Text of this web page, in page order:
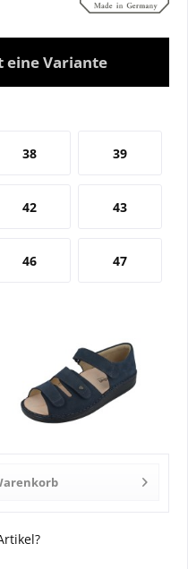
eine Variante
38 39
42 43
46 47